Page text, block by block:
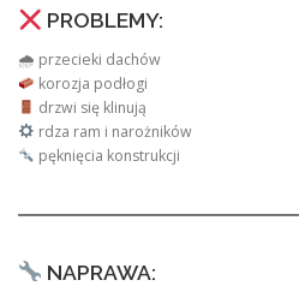
PROBLEMY:
🌧 przecieki dachów
korozja podłogi
drzwi się klinują
rdza ram i narożników
pęknięcia konstrukcji
NAPRAWA: